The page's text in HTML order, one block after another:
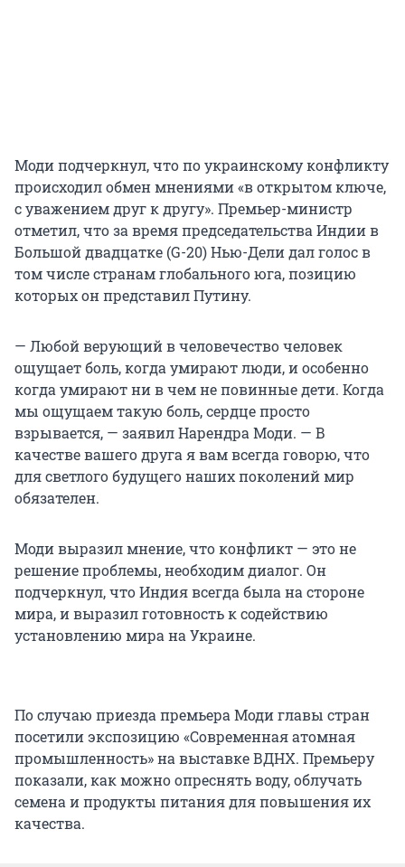
Моди подчеркнул, что по украинскому конфликту
происходил обмен мнениями «в открытом ключе,
с уважением друг к другу». Премьер-министр
отметил, что за время председательства Индии в
Большой двадцатке (G-20) Нью-Дели дал голос в
том числе странам глобального юга, позицию
которых он представил Путину.
— Любой верующий в человечество человек
ощущает боль, когда умирают люди, и особенно
когда умирают ни в чем не повинные дети. Когда
мы ощущаем такую боль, сердце просто
взрывается, — заявил Нарендра Моди. — В
качестве вашего друга я вам всегда говорю, что
для светлого будущего наших поколений мир
обязателен.
Моди выразил мнение, что конфликт — это не
решение проблемы, необходим диалог. Он
подчеркнул, что Индия всегда была на стороне
мира, и выразил готовность к содействию
установлению мира на Украине.
По случаю приезда премьера Моди главы стран
посетили экспозицию «Современная атомная
промышленность» на выставке ВДНХ. Премьеру
показали, как можно опреснять воду, облучать
семена и продукты питания для повышения их
качества.